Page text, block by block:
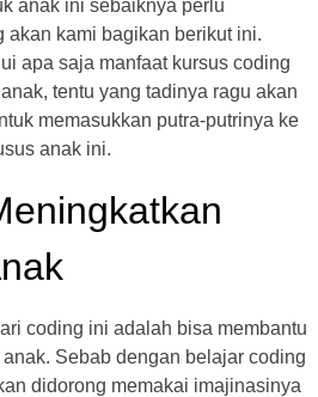
anak ini sebaiknya perlu
akan kami bagikan berikut ini.
apa saja manfaat kursus coding
tentu yang tadinya ragu akan
memasukkan putra-putrinya ke
anak ini.
coding ini adalah bisa membantu
Sebab dengan belajar coding
didorong memakai imajinasinya